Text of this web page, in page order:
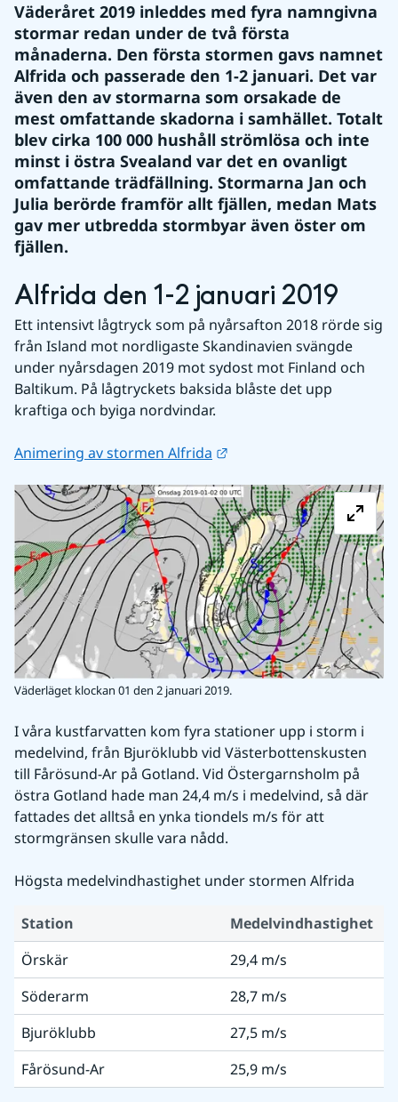
Väderåret 2019 inleddes med fyra namngivna
stormar redan under de två första
månaderna. Den första stormen gavs namnet
Alfrida och passerade den 1-2 januari. Det var
även den av stormarna som orsakade de
mest omfattande skadorna i samhället. Totalt
blev cirka 100 000 hushåll strömlösa och inte
minst i östra Svealand var det en ovanligt
omfattande trädfällning. Stormarna Jan och
Julia berörde framför allt fjällen, medan Mats
gav mer utbredda stormbyar även öster om
fjällen.
Alfrida den 1-2 januari 2019
Ett intensivt lågtryck som på nyårsafton 2018 rörde sig
från Island mot nordligaste Skandinavien svängde
under nyårsdagen 2019 mot sydost mot Finland och
Baltikum. På lågtryckets baksida blåste det upp
kraftiga och byiga nordvindar.
Animering av stormen Alfrida
Väderläget klockan 01 den 2 januari 2019.
I våra kustfarvatten kom fyra stationer upp i storm i
medelvind, från Bjuröklubb vid Västerbottenskusten
till Fårösund-Ar på Gotland. Vid Östergarnsholm på
östra Gotland hade man 24,4 m/s i medelvind, så där
fattades det alltså en ynka tiondels m/s för att
stormgränsen skulle vara nådd.
Högsta medelvindhastighet under stormen Alfrida
Station
Medelvindhastighet
Örskär
29,4 m/s
Söderarm
28,7 m/s
Bjuröklubb
27,5 m/s
Fårösund-Ar
25,9 m/s